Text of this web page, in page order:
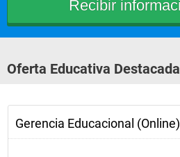
Oferta Educativa Destacada
Gerencia Educacional (Online)